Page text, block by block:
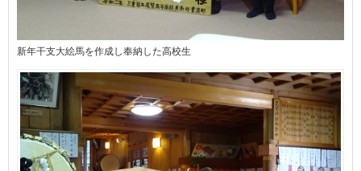
新年干支大絵馬を作成し奉納した高校生